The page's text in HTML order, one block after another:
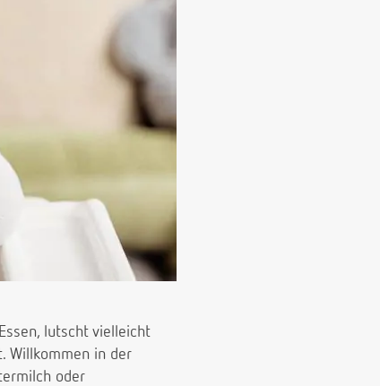
lutscht vielleicht
Willkommen in der
oder